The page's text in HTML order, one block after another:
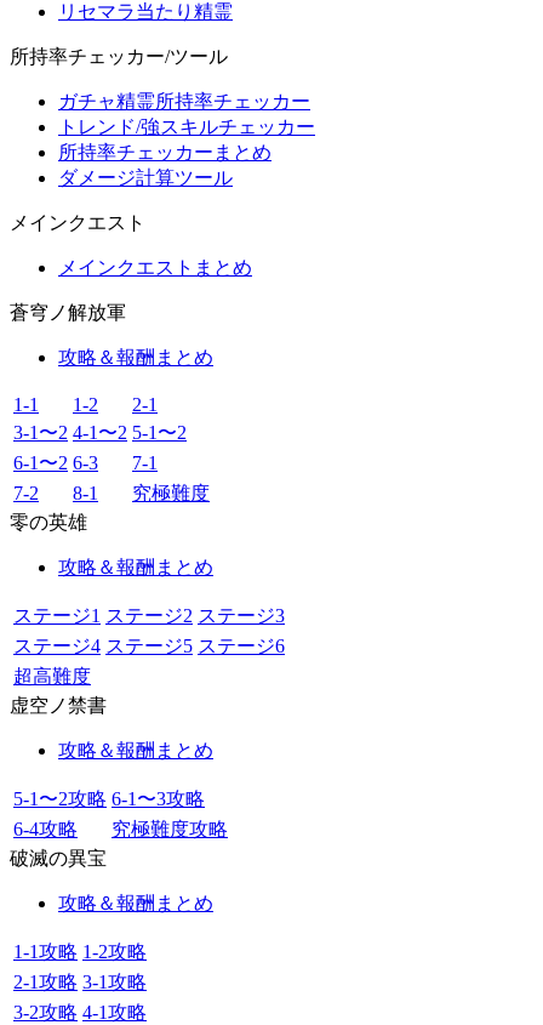
リセマラ当たり精霊
所持率チェッカー/ツール
ガチャ精霊所持率チェッカー
トレンド/強スキルチェッカー
所持率チェッカーまとめ
ダメージ計算ツール
メインクエスト
メインクエストまとめ
蒼穹ノ解放軍
攻略＆報酬まとめ
1-1 1-2
2-1
3-1〜2 4-1〜2 5-1〜2
6-1〜2 6-3
7-1
7-2
8-1
究極難度
零の英雄
攻略＆報酬まとめ
ステージ1 ステージ2 ステージ3
ステージ4 ステージ5 ステージ6
超高難度
虚空ノ禁書
攻略＆報酬まとめ
5-1〜2攻略 6-1〜3攻略
6-4攻略
究極難度攻略
破滅の異宝
攻略＆報酬まとめ
1-1攻略 1-2攻略
2-1攻略 3-1攻略
3-2攻略 4-1攻略